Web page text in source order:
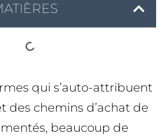
qui s’auto-attribuent
des chemins d’achat de
beaucoup de